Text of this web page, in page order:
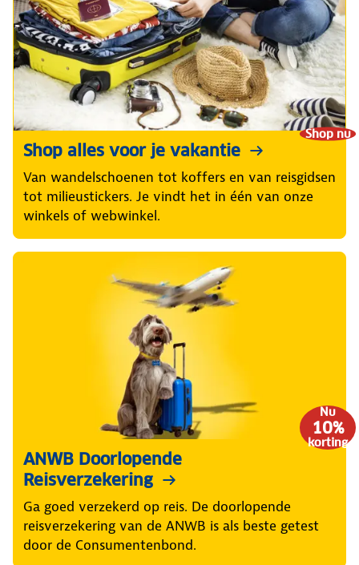
Shop nu
Shop alles voor je vakantie
Van wandelschoenen tot koffers en van reisgidsen
tot milieustickers. Je vindt het in één van onze
winkels of webwinkel.
Nu
10%
korting
ANWB Doorlopende
Reisverzekering
Ga goed verzekerd op reis. De doorlopende
reisverzekering van de ANWB is als beste getest
door de Consumentenbond.